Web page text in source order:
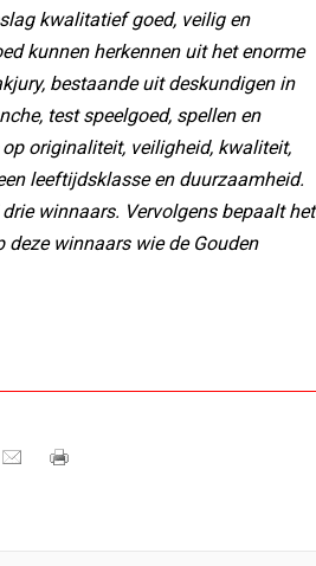
kwalitatief goed, veilig en
kunnen herkennen uit het enorme
bestaande uit deskundigen in
test speelgoed, spellen en
originaliteit, veiligheid, kwaliteit,
leeftijdsklasse en duurzaamheid.
winnaars. Vervolgens bepaalt het
winnaars wie de Gouden